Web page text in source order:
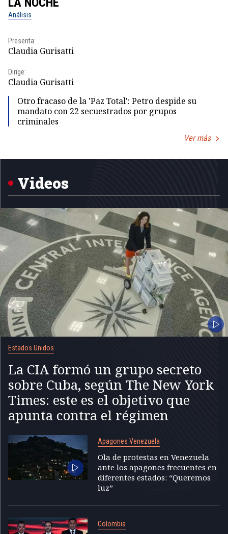
Análisis
Presenta:
Claudia Gurisatti
Dirige:
Claudia Gurisatti
Otro fracaso de la 'Paz Total': Petro despide su
mandato con 22 secuestrados por grupos
criminales
Ver más
1
Videos
Estados Unidos
La CIA formó un grupo secreto
sobre Cuba, según The New York
Times: este es el objetivo que
apunta contra el régimen
Apagones Venezuela
Ola de protestas en Venezuela
ante los apagones frecuentes en
diferentes estados: “Queremos
luz”
Colombia